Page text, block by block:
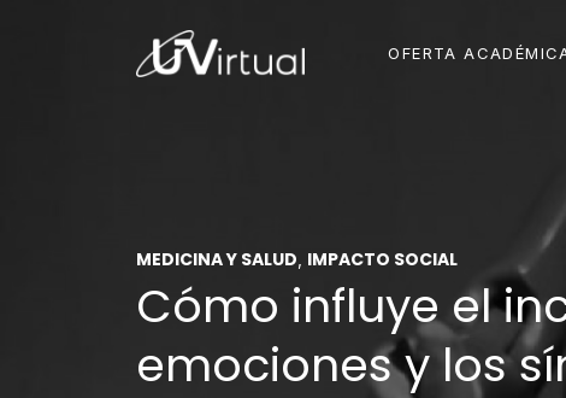
OFERTA
MEDICINA Y SALUD IMPACTO SOCIAL
Cómo influye el
emociones y los